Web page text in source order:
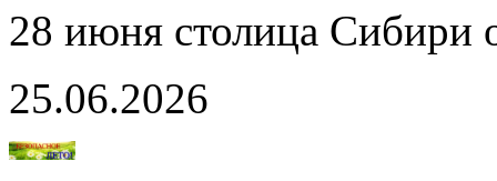
28 июня столица Сибири
25.06.2026